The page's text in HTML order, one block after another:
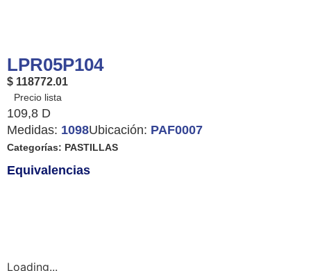
LPR05P104
$ 118772.01
109,8 D
Medidas: 1098Ubicación: PAF0007
Categorías: PASTILLAS
Equivalencias
Loading...